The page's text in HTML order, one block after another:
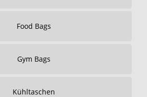
Food Bags
Gym Bags
Kühltaschen